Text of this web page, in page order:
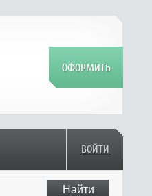
ВОЙТИ